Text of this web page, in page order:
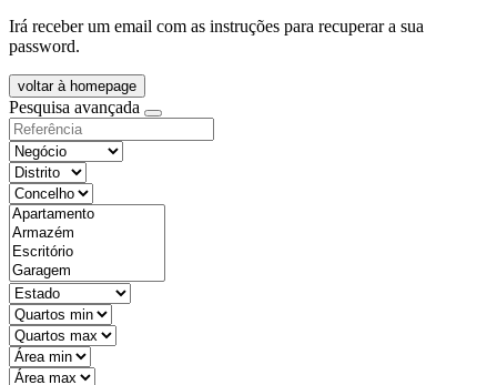
Irá receber um email com as instruções para recuperar a sua
password.
voltar à homepage
Pesquisa avançada